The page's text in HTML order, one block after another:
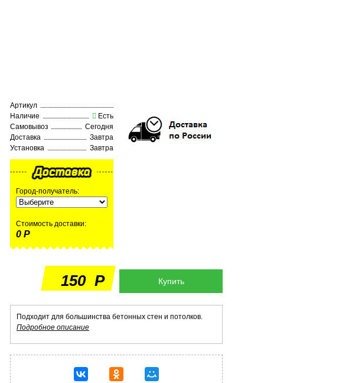
Артикул
Наличие
Есть
Самовывоз
Сегодня
Доставка
Завтра
Установка
Завтра
Город-получатель:
Стоимость доставки:
0 Р
150 Р
Подходит для большинства бетонных стен и потолков.
Подробное описание